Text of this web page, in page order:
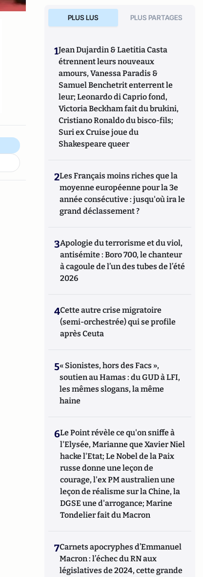
PLUS LUS PLUS PARTAGES
1Jean Dujardin & Laetitia Casta
étrennent leurs nouveaux
amours, Vanessa Paradis &
Samuel Benchetrit enterrent le
leur; Leonardo di Caprio fond,
Victoria Beckham fait du brukini,
Cristiano Ronaldo du bisco-fils;
Suri ex Cruise joue du
Shakespeare queer
2Les Français moins riches que la
moyenne européenne pour la 3e
année consécutive : jusqu'où ira le
grand déclassement ?
3Apologie du terrorisme et du viol,
antisémite : Boro 700, le chanteur
à cagoule de l’un des tubes de l’été
2026
4Cette autre crise migratoire
(semi-orchestrée) qui se profile
après Ceuta
5« Sionistes, hors des Facs »,
soutien au Hamas : du GUD à LFI,
les mêmes slogans, la même
haine
6Le Point révèle ce qu'on sniffe à
l'Elysée, Marianne que Xavier Niel
hacke l'Etat; Le Nobel de la Paix
russe donne une leçon de
courage, l'ex PM australien une
leçon de réalisme sur la Chine, la
DGSE une d'arrogance; Marine
Tondelier fait du Macron
7Carnets apocryphes d’Emmanuel
Macron : l’échec du RN aux
législatives de 2024, cette grande